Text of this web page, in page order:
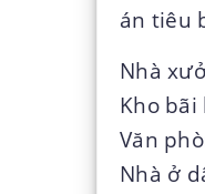
án tiêu
Nhà
Kho bãi
Văn
Nhà ở